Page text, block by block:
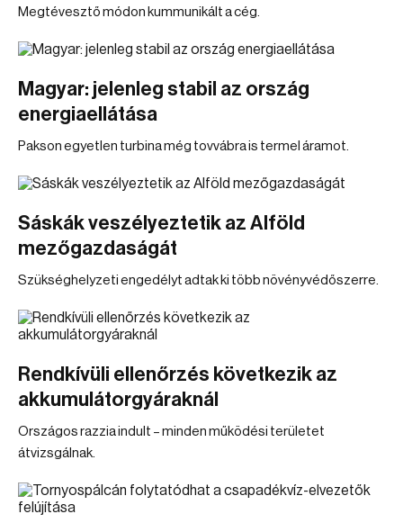
Megtévesztő módon kummunikált a cég.
Magyar: jelenleg stabil az ország
energiaellátása
Pakson egyetlen turbina még tovvábra is termel áramot.
Sáskák veszélyeztetik az Alföld
mezőgazdaságát
Szükséghelyzeti engedélyt adtak ki több növényvédőszerre.
Rendkívüli ellenőrzés következik az
akkumulátorgyáraknál
Országos razzia indult – minden működési területet
átvizsgálnak.